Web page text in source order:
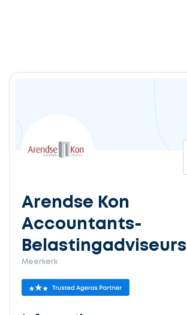
Arendse Kon
Accountants-
Belastingadviseurs
Meerkerk